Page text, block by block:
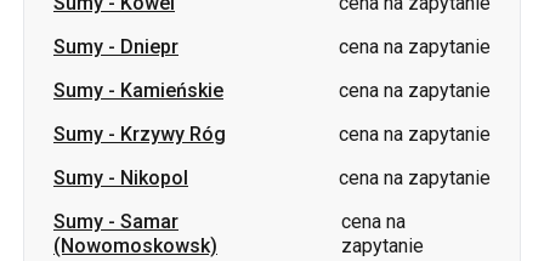
Sumy-Krzywy Róg
cena na zapytanie
Sumy-Nikopol
cena na zapytanie
Sumy-Samar
cena na